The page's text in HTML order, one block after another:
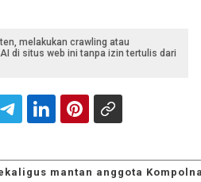
melakukan crawling atau
di situs web ini tanpa izin tertulis dari
mantan anggota